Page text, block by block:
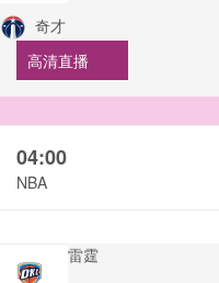
奇才
高清直播
04:00
NBA
雷霆